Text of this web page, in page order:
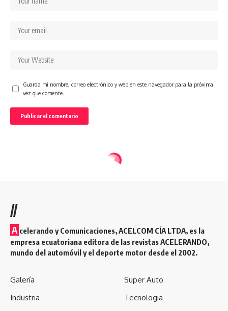
Guarda mi nombre, correo electrónico y web en este navegador para la próxima
vez que comente.
//
A celerando y Comunicaciones, ACELCOM CÍA LTDA, es la
empresa ecuatoriana editora de las revistas ACELERANDO,
mundo del automóvil y el deporte motor desde el 2002.
Galería
Industria
Super Auto
Tecnologia